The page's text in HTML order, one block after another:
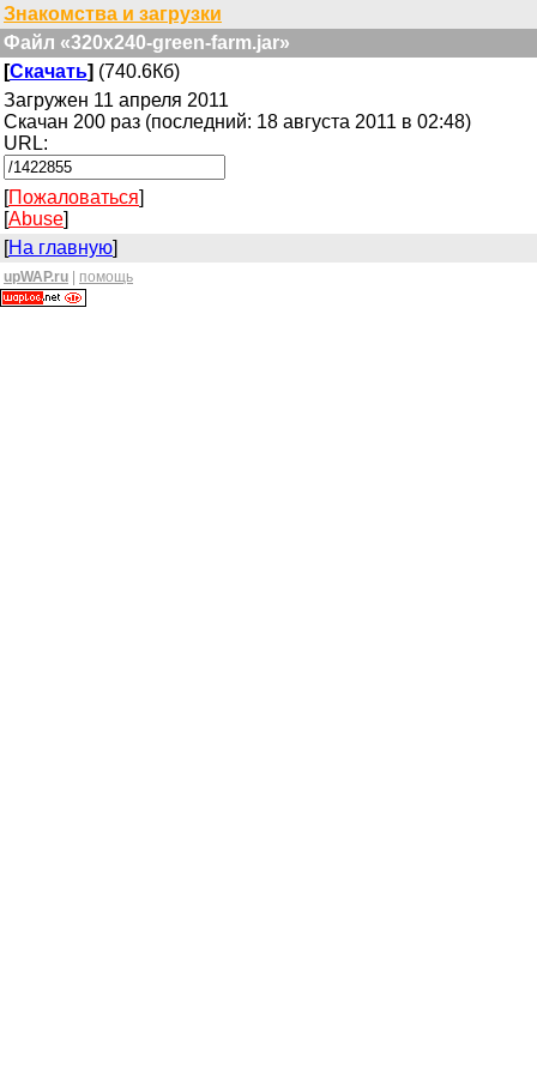
Знакомства и загрузки
Файл «320x240-green-farm.jar»
[Скачать] (740.6Кб)
Загружен 11 апреля 2011
Скачан 200 раз (последний: 18 августа 2011 в 02:48)
URL:
[Пожаловаться]
[Abuse]
[На главную]
upWAP.ru помощь